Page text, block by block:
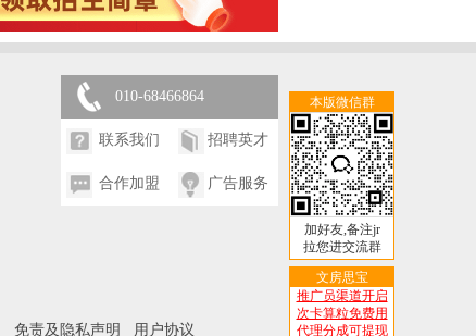
本版微信群
加好友,备注jr
拉您进交流群
文房思宝
推广员渠道开启
次卡算粒免费用
代理分成可提现
010-68466864
联系我们 招聘英才
合作加盟 广告服务
免责及隐私声明 用户协议